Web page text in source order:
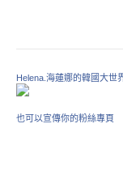
Helena.海蓮娜的韓國大世
也可以宣傳你的粉絲專頁